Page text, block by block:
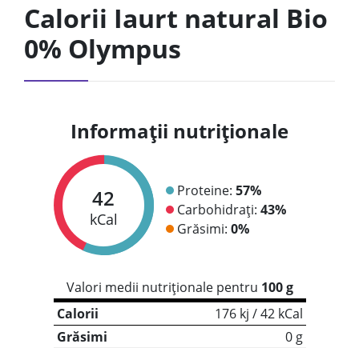
Calorii Iaurt natural Bio
0% Olympus
Informații nutriționale
42
kCal
Proteine: 57%
Carbohidrați: 43%
Grăsimi: 0%
Valori medii nutriționale pentru 100 g
Calorii
176 kj / 42 kCal
Grăsimi
0 g